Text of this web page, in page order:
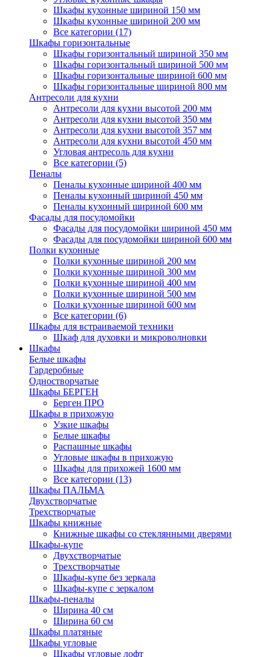
Шкафы кухонные шириной 150 мм
Шкафы кухонные шириной 200 мм
Все категории (17)
Шкафы горизонтальные
Шкафы горизонтальный шириной 350 мм
Шкафы горизонтальный шириной 500 мм
Шкафы горизонтальные шириной 600 мм
Шкафы горизонтальные шириной 800 мм
Антресоли для кухни
Антресоли для кухни высотой 200 мм
Антресоли для кухни высотой 350 мм
Антресоли для кухни высотой 357 мм
Антресоли для кухни высотой 450 мм
Угловая антресоль для кухни
Все категории (5)
Пеналы
Пеналы кухонные шириной 400 мм
Пеналы кухонный шириной 450 мм
Пеналы кухонный шириной 600 мм
Фасады для посудомойки
Фасады для посудомойки шириной 450 мм
Фасады для посудомойки шириной 600 мм
Полки кухонные
Полки кухонные шириной 200 мм
Полки кухонные шириной 300 мм
Полки кухонные шириной 400 мм
Полки кухонные шириной 500 мм
Полки кухонные шириной 600 мм
Все категории (6)
Шкафы для встраиваемой техники
Шкаф для духовки и микроволновки
Шкафы
Белые шкафы
Гардеробные
Одностворчатые
Шкафы БЕРГЕН
Берген ПРО
Шкафы в прихожую
Узкие шкафы
Белые шкафы
Распашные шкафы
Угловые шкафы в прихожую
Шкафы для прихожей 1600 мм
Все категории (13)
Шкафы ПАЛЬМА
Двухстворчатые
Трехстворчатые
Шкафы книжные
Книжные шкафы со стеклянными дверями
Шкафы-купе
Двухстворчатые
Трехстворчатые
Шкафы-купе без зеркала
Шкафы-купе с зеркалом
Шкафы-пеналы
Ширина 40 см
Ширина 60 см
Шкафы платяные
Шкафы угловые
Шкафы угловые лофт